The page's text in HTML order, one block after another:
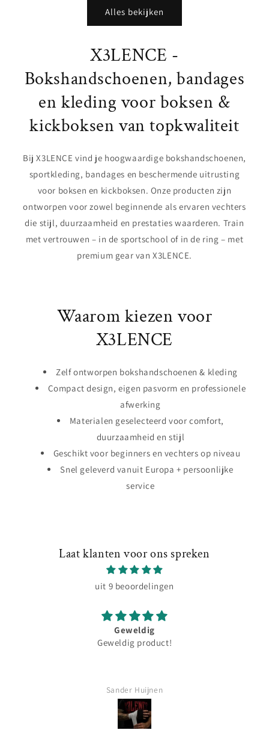
Alles bekijken
X3LENCE -
Bokshandschoenen, bandages
en kleding voor boksen &
kickboksen van topkwaliteit
Bij X3LENCE vind je hoogwaardige bokshandschoenen,
sportkleding, bandages en beschermende uitrusting
voor boksen en kickboksen. Onze producten zijn
ontworpen voor zowel beginnende als ervaren vechters
die stijl, duurzaamheid en prestaties waarderen. Train
met vertrouwen – in de sportschool of in de ring – met
premium gear van X3LENCE.
Waarom kiezen voor
X3LENCE
Zelf ontworpen bokshandschoenen & kleding
Compact design, eigen pasvorm en professionele
afwerking
Materialen geselecteerd voor comfort,
duurzaamheid en stijl
Geschikt voor beginners en vechters op niveau
Snel geleverd vanuit Europa + persoonlijke
service
Laat klanten voor ons spreken
uit 9 beoordelingen
Voor mij heeft dit tshirt een perfecte pasvorm
Voor mij heeft dit tshirt een perfecte pasvorm, zit
Patrick